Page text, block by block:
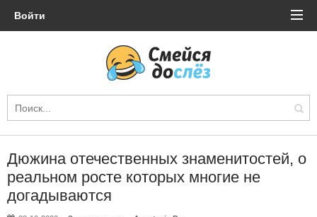
Войти
Дюжина отечественных знаменитостей, о
реальном росте которых многие не
догадываются